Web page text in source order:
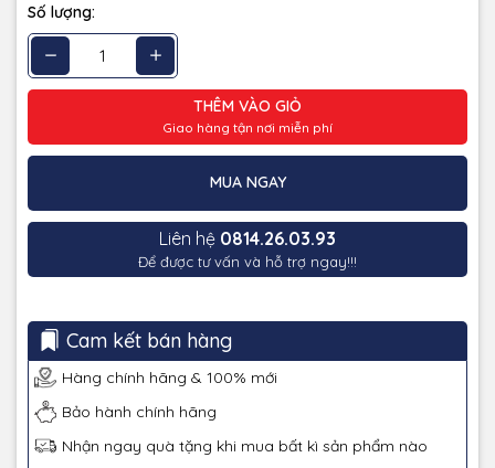
Số lượng:
THÊM VÀO GIỎ
Giao hàng tận nơi miễn phí
MUA NGAY
Liên hệ 0814.26.03.93
Để được tư vấn và hỗ trợ ngay!!!
Cam kết bán hàng
Hàng chính hãng & 100% mới
Bảo hành chính hãng
Nhận ngay quà tặng khi mua bất kì sản phẩm nào